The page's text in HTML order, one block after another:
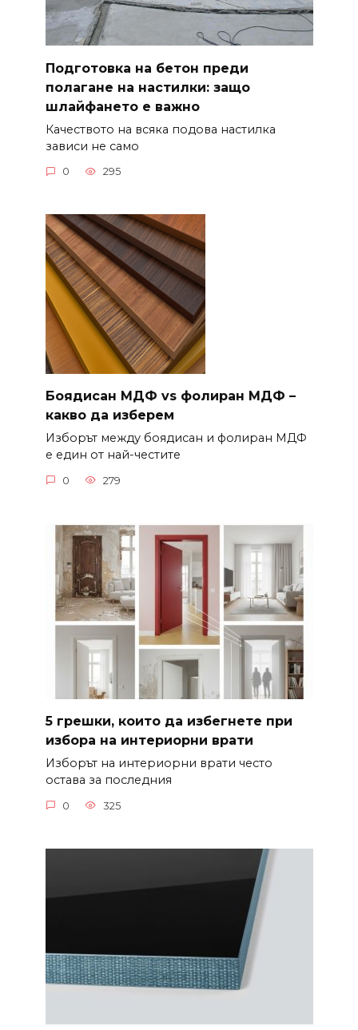
Подготовка на бетон преди
полагане на настилки: защо
шлайфането е важно
Качеството на всяка подова настилка
зависи не само
0 295
Боядисан МДФ vs фолиран МДФ –
какво да изберем
Изборът между боядисан и фолиран МДФ
е един от най-честите
0 279
5 грешки, които да избегнете при
избора на интериорни врати
Изборът на интериорни врати често
остава за последния
0 325